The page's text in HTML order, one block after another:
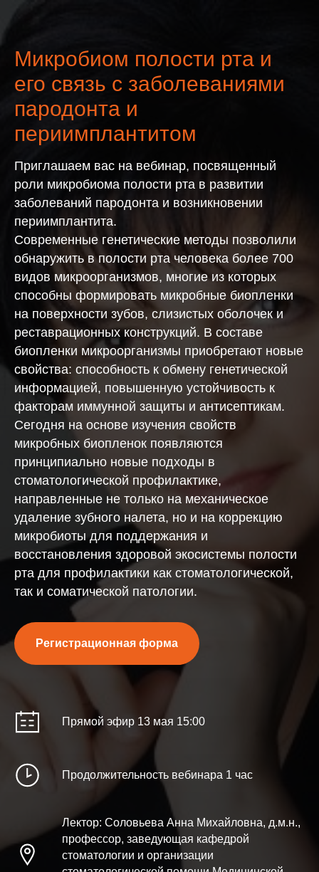
Микробиом полости рта и
его связь с заболеваниями
пародонта и
периимплантитом
Приглашаем вас на вебинар, посвященный
роли микробиома полости рта в развитии
заболеваний пародонта и возникновении
периимплантита.
Современные генетические методы позволили
обнаружить в полости рта человека более 700
видов микроорганизмов, многие из которых
способны формировать микробные биопленки
на поверхности зубов, слизистых оболочек и
реставрационных конструкций. В составе
биопленки микроорганизмы приобретают новые
свойства: способность к обмену генетической
информацией, повышенную устойчивость к
факторам иммунной защиты и антисептикам.
Сегодня на основе изучения свойств
микробных биопленок появляются
принципиально новые подходы в
стоматологической профилактике,
направленные не только на механическое
удаление зубного налета, но и на коррекцию
микробиоты для поддержания и
восстановления здоровой экосистемы полости
рта для профилактики как стоматологической,
так и соматической патологии.
Регистрационная форма
Прямой эфир 13 мая 15:00
Продолжительность вебинара 1 час
Лектор: Соловьева Анна Михайловна, д.м.н.,
профессор, заведующая кафедрой
стоматологии и организации